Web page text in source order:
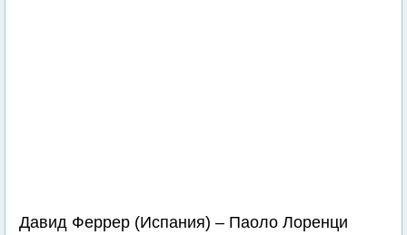
Давид Феррер (Испания) – Паоло Лоренци